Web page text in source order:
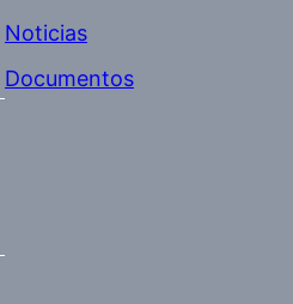
Noticias
Documentos